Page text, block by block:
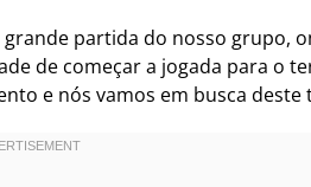
partida do nosso grupo,
de começar a jogada para o
e nós vamos em busca deste